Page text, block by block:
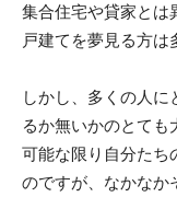
集合住宅や貸家とは
戸建てを夢見る方は
しかし、多くの人
るか無いかのとても
可能な限り自分たち
のですが、なかなか